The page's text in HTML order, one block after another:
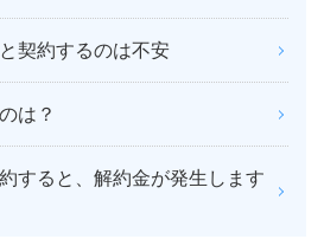
契約するのは不安
は？
すると、解約金が発生します